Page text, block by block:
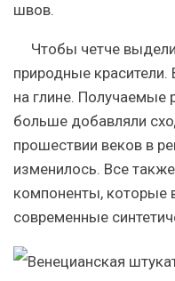
швов.
Чтобы четче
природные красители.
на глине.
больше добавляли
прошествии веков в
изменилось. Все
компоненты, которые
современные